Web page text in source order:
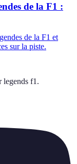
de la F1 :
de la F1 et
sur la piste.
legends f1.